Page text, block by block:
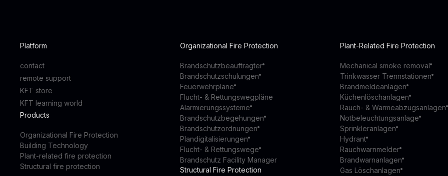
Platform
contact
remote support
KFT store
KFT learning world
Products
Organizational Fire Protection
Building Technology
Plant-related fire protection
Structural fire protection
Organizational Fire Protection
Brandschutzbeauftragter
Brandschutzschulungen
Feuerwehrpläne
Flucht- & Rettungswegpläne
Alarmierungssysteme
Brandschutzbegehungen
Brandschutzordnungen
Plandigitalisierungen
Flucht- & Rettungswege
Brandschutz Facility Manager
Structural Fire Protection
Plant-Related Fire Protection
Mechanical smoke removal
Trinkwasser Trennstationen
Brandmeldeanlagen
Küchenlöschanlagen
Rauch- & Wärmeabzugsanlagen
Notbeleuchtungsanlage
Sprinkleranlagen
Hydrant
Rauchwarnmelder
Brandwarnanlagen
Gas Löschanlagen